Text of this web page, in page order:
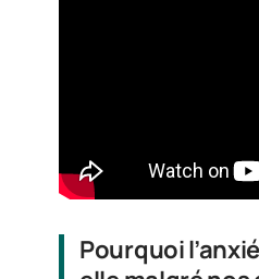
Pourquoi